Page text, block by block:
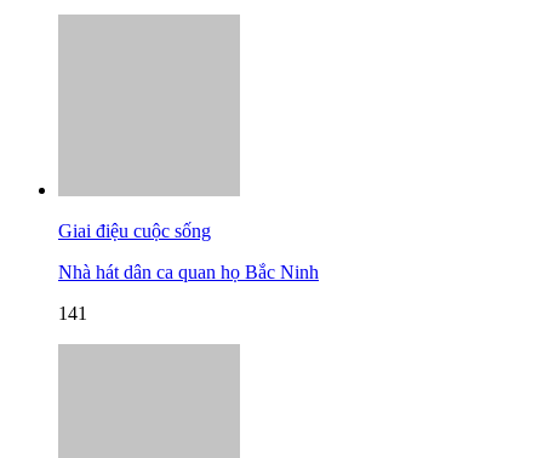
Giai điệu cuộc sống
Nhà hát dân ca quan họ Bắc Ninh
141